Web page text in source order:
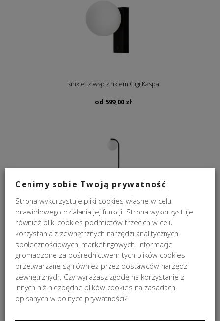
Kinkiet z włącznikiem Gigi Kaspa
od 599,00 zł
Lampa podłogowa Botanica Deco Black XL Kaspa 147cm
1 390,00zł
Cenimy sobie Twoją prywatność
Strona wykorzystuje pliki cookies własne w celu
prawidłowego działania jej funkcji. Strona wykorzystuje
również pliki cookies podmiotów trzecich w celu
korzystania z zewnętrznych narzędzi analitycznych,
społecznościowych, marketingowych. Informacje
gromadzone za pośrednictwem tych plików cookies
przetwarzane są również przez dostawców narzędzi
zewnętrznych. Czy wyrażasz zgodę na korzystanie z
innych niż niezbędne plików cookies na zasadach
opisanych w polityce prywatności?